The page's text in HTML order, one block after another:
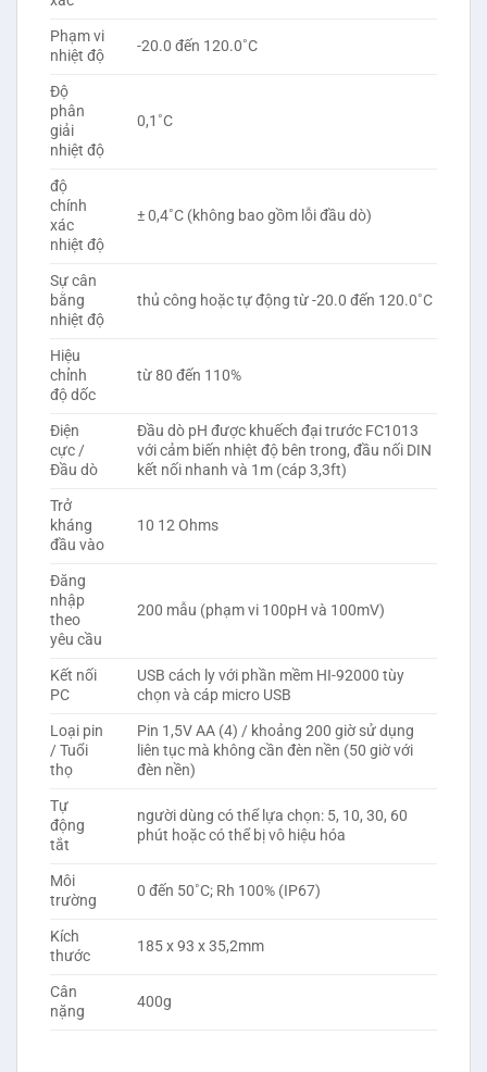
Phạm vi
nhiệt độ
-20.0 đến 120.0˚C
Độ
phân
giải
nhiệt độ
0,1˚C
độ
chính
xác
nhiệt độ
± 0,4˚C (không bao gồm lỗi đầu dò)
Sự cân
bằng
nhiệt độ
thủ công hoặc tự động từ -20.0 đến 120.0˚C
Hiệu
chỉnh
độ dốc
từ 80 đến 110%
Điện
cực /
Đầu dò
Đầu dò pH được khuếch đại trước FC1013
với cảm biến nhiệt độ bên trong, đầu nối DIN
kết nối nhanh và 1m (cáp 3,3ft)
Trở
kháng
đầu vào
10 12 Ohms
Đăng
nhập
theo
yêu cầu
200 mẫu (phạm vi 100pH và 100mV)
Kết nối
PC
USB cách ly với phần mềm HI-92000 tùy
chọn và cáp micro USB
Loại pin
/ Tuổi
thọ
Pin 1,5V AA (4) / khoảng 200 giờ sử dụng
liên tục mà không cần đèn nền (50 giờ với
đèn nền)
Tự
động
tắt
người dùng có thể lựa chọn: 5, 10, 30, 60
phút hoặc có thể bị vô hiệu hóa
Môi
trường
0 đến 50˚C; Rh 100% (IP67)
Kích
thước
185 x 93 x 35,2mm
Cân
nặng
400g